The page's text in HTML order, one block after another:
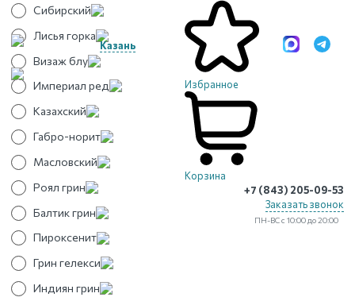
Казань
Избранное
Корзина
+7 (843) 205-09-53
Заказать звонок
ПН-ВС с 10:00 до 20:00
Сибирский
Лисья горка
Визаж блу
Империал ред
Казахский
Габро-норит
Масловский
Роял грин
Балтик грин
Пироксенит
Грин гелекси
Индиян грин